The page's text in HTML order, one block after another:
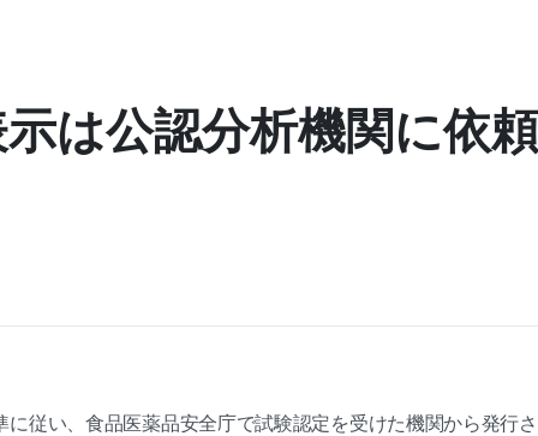
は公認分析機関に依
に従い、食品医薬品安全庁で試験認定を受けた機関から発行